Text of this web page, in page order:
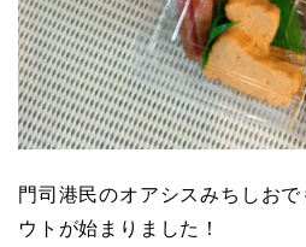
門司港民のオアシスみちしお
ウトが始まりました！